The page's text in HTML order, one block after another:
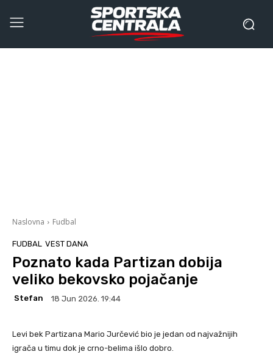
Naslovna Fudbal
FUDBAL VEST DANA
Poznato kada Partizan dobija
veliko bekovsko pojačanje
Stefan 18 Jun 2026. 19:44
Levi bek Partizana Mario Jurčević bio je jedan od najvažnijih
igrača u timu dok je crno-belima išlo dobro.